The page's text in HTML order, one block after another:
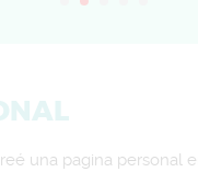
una pagina personal